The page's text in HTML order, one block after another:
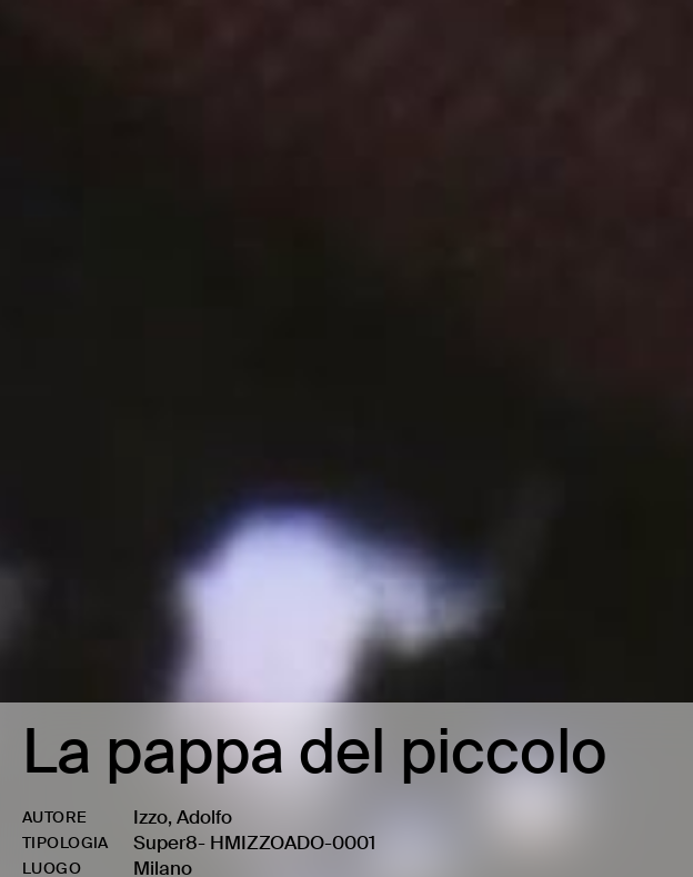
La pappa del piccolo
AUTORE Izzo, Adolfo
TIPOLOGIA Super8- HMIZZOADO-0001
LUOGO Milano